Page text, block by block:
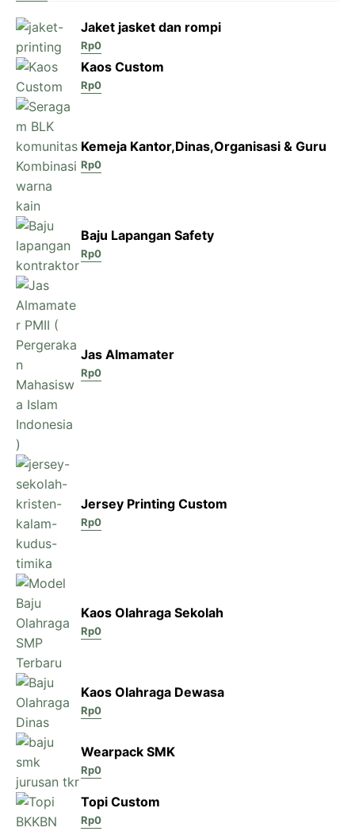
Jaket jasket dan rompi
Rp0
Kaos Custom
Rp0
Kemeja Kantor,Dinas,Organisasi & Guru
Rp0
Baju Lapangan Safety
Rp0
Jas Almamater
Rp0
Jersey Printing Custom
Rp0
Kaos Olahraga Sekolah
Rp0
Kaos Olahraga Dewasa
Rp0
Wearpack SMK
Rp0
Topi Custom
Rp0